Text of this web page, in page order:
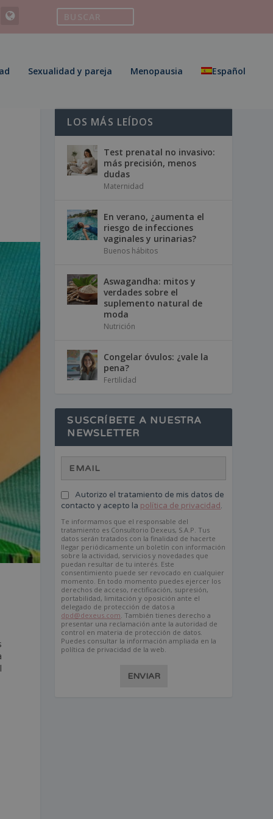
Sexualidad y pareja Menopausia Español
LOS MÁS LEÍDOS
Test prenatal no invasivo:
más precisión, menos
dudas
Maternidad
En verano, ¿aumenta el
riesgo de infecciones
vaginales y urinarias?
Buenos hábitos
Aswagandha: mitos y
verdades sobre el
suplemento natural de
moda
Nutrición
Congelar óvulos: ¿vale la
pena?
Fertilidad
SUSCRÍBETE A NUESTRA
NEWSLETTER
Autorizo el tratamiento de mis datos de
contacto y acepto la política de privacidad.
Te informamos que el responsable del
tratamiento es Consultorio Dexeus, S.A.P. Tus
datos serán tratados con la finalidad de hacerte
llegar periódicamente un boletín con información
sobre la actividad, servicios y novedades que
puedan resultar de tu interés. Este
consentimiento puede ser revocado en cualquier
momento. En todo momento puedes ejercer los
derechos de acceso, rectificación, supresión,
portabilidad, limitación y oposición ante el
delegado de protección de datos a
dpd@dexeus.com. También tienes derecho a
presentar una reclamación ante la autoridad de
control en materia de protección de datos.
Puedes consultar la información ampliada en la
política de privacidad de la web.
ENVIAR